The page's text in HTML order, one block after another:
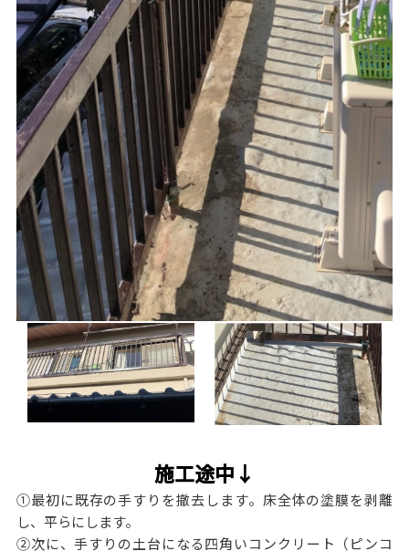
施工途中↓
①最初に既存の手すりを撤去します。床全体の塗膜を剥離
し、平らにします。
②次に、手すりの土台になる四角いコンクリート（ピンコ